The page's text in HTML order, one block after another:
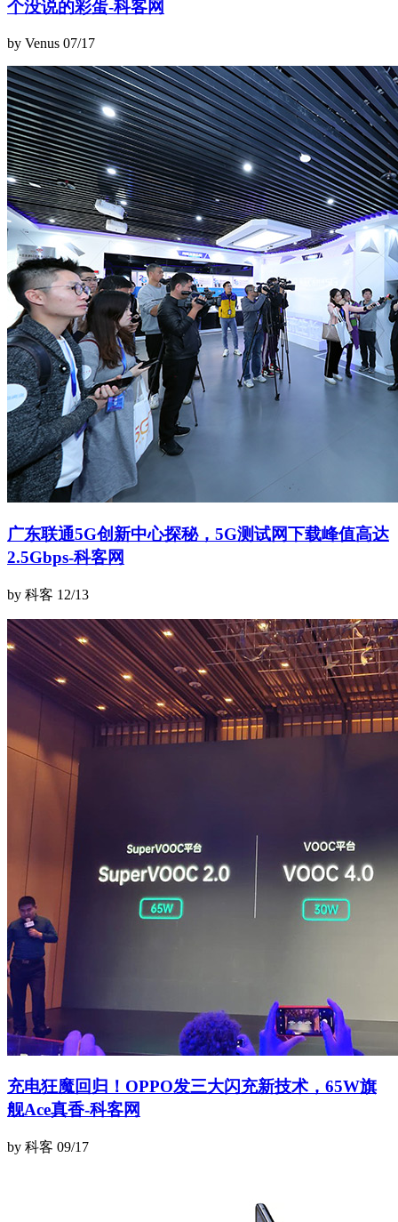
个没说的彩蛋-科客网
by Venus 07/17
广东联通5G创新中心探秘，5G测试网下载峰值高达
2.5Gbps-科客网
by 科客 12/13
充电狂魔回归！OPPO发三大闪充新技术，65W旗
舰Ace真香-科客网
by 科客 09/17